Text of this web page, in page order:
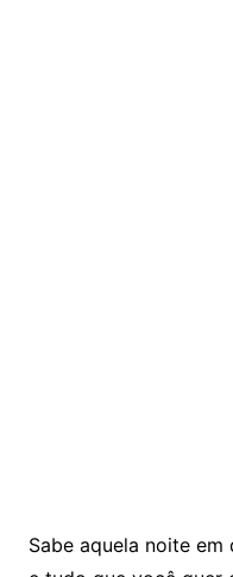
Sabe aquela noite em